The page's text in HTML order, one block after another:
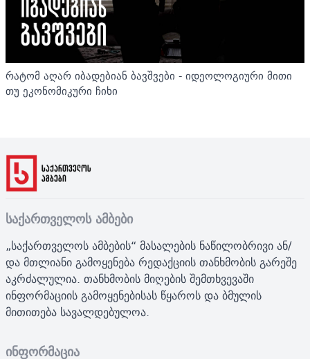
რატომ აღარ იბადებიან ბავშვები - იდეოლოგიური მითი
თუ ეკონომიკური ჩიხი
საქართველოს ამბები
„საქართველოს ამბების“ მასალების ნაწილობრივი ან/
და მთლიანი გამოყენება რედაქციის თანხმობის გარეშე
აკრძალულია. თანხმობის მიღების შემთხვევაში
ინფორმაციის გამოყენებისას წყაროს და ბმულის
მითითება სავალდებულოა.
ინფორმაცია